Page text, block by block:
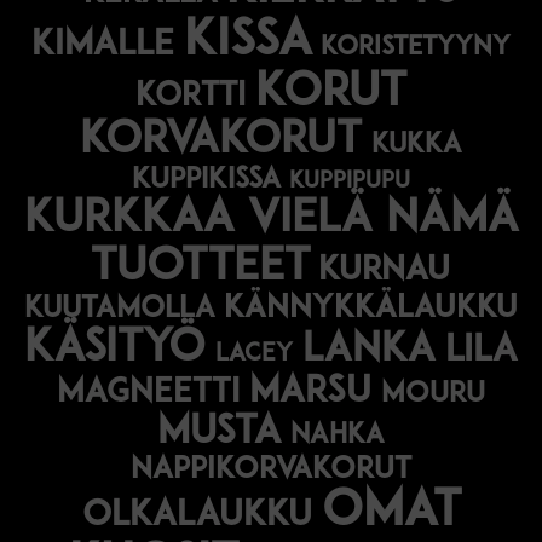
kimalle kissa koristetyyny
kortti korut
korvakorut
kukka
kuppikissa kuppipupu
Kurkkaa vielä nämä
tuotteet kurnau
kuutamolla kännykkälaukku
käsityö lacey lanka lila
magneetti marsu mouru
musta nahka
nappikorvakorut
olkalaukku omat